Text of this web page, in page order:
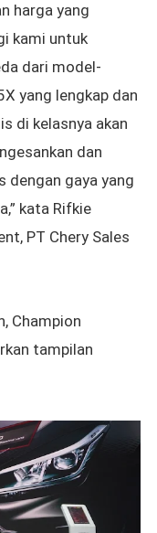
harga yang
kami untuk
dari model-
yang lengkap dan
di kelasnya akan
dan
dengan gaya yang
kata Rifkie
PT Chery Sales
Champion
tampilan